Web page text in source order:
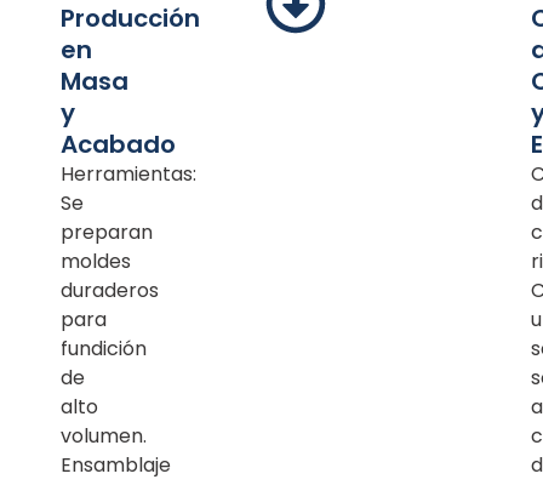
Producción
en
Masa
y
Acabado
Herramientas:
Se
preparan
moldes
duraderos
para
fundición
de
alto
volumen.
Ensamblaje
a